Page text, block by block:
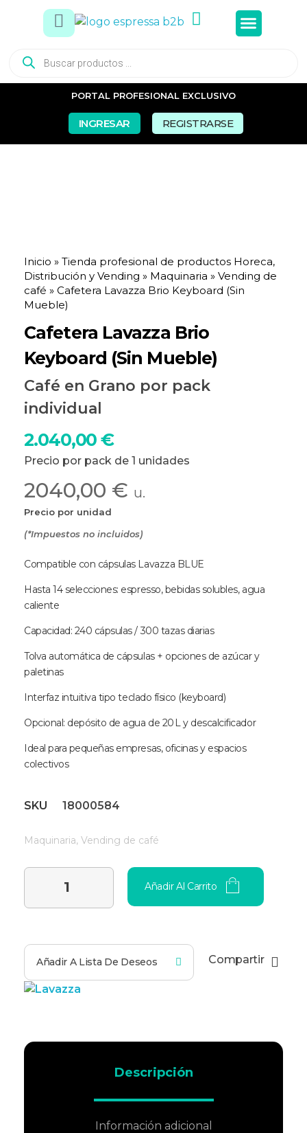
PORTAL PROFESIONAL EXCLUSIVO
INGRESAR REGISTRARSE
Inicio » Tienda profesional de productos Horeca,
Distribución y Vending » Maquinaria » Vending de
café » Cafetera Lavazza Brio Keyboard (Sin
Mueble)
Cafetera Lavazza Brio
Keyboard (Sin Mueble)
Café en Grano por pack
individual
Precio por pack de 1 unidades
(*Impuestos no incluidos)
2.040,00€
Precio por unidad
Compatible con cápsulas Lavazza BLUE
Hasta 14 selecciones: espresso, bebidas solubles, agua
caliente
Capacidad: 240 cápsulas / 300 tazas diarias
Tolva automática de cápsulas + opciones de azúcar y
paletinas
Interfaz intuitiva tipo teclado físico (keyboard)
Opcional: depósito de agua de 20 L y descalcificador
Ideal para pequeñas empresas, oficinas y espacios
colectivos
Añadir Al Carrito
Añadir A Lista De Deseos Compartir
SKU 18000584
Maquinaria, Vending de café
2040,00 € u.
Descripción
Información adicional